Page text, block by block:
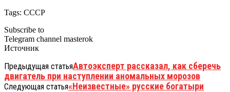
Tags: СССР
Subscribe to
Telegram channel masterok
Источник
Предыдущая статьяАвтоэксперт рассказал, как сберечь
двигатель при наступлении аномальных морозов
Следующая статья«Неизвестные» русские богатыри